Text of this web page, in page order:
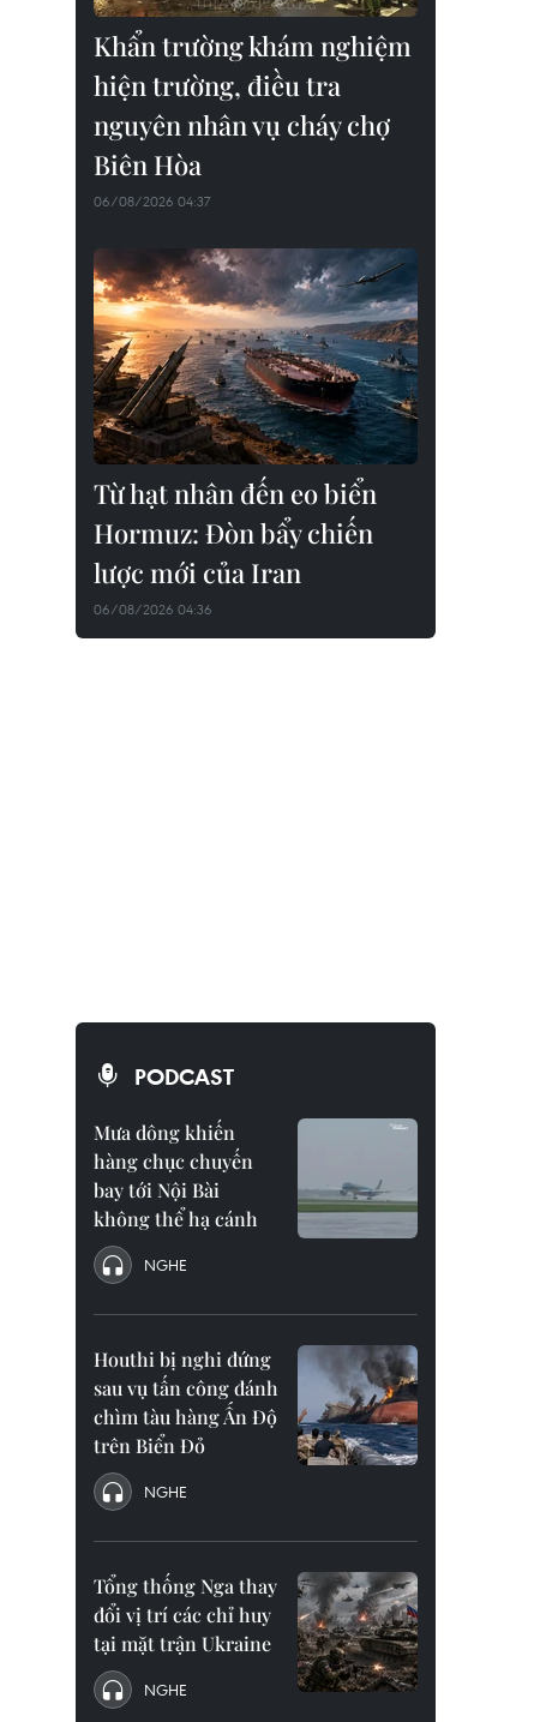
Khẩn trường khám nghiệm
hiện trường, điều tra
nguyên nhân vụ cháy chợ
Biên Hòa
06/08/2026 04:37
Từ hạt nhân đến eo biển
Hormuz: Đòn bẩy chiến
lược mới của Iran
06/08/2026 04:36
PODCAST
Mưa dông khiến
hàng chục chuyến
bay tới Nội Bài
không thể hạ cánh
NGHE
Houthi bị nghi đứng
sau vụ tấn công đánh
chìm tàu hàng Ấn Độ
trên Biển Đỏ
NGHE
Tổng thống Nga thay
đổi vị trí các chỉ huy
tại mặt trận Ukraine
NGHE